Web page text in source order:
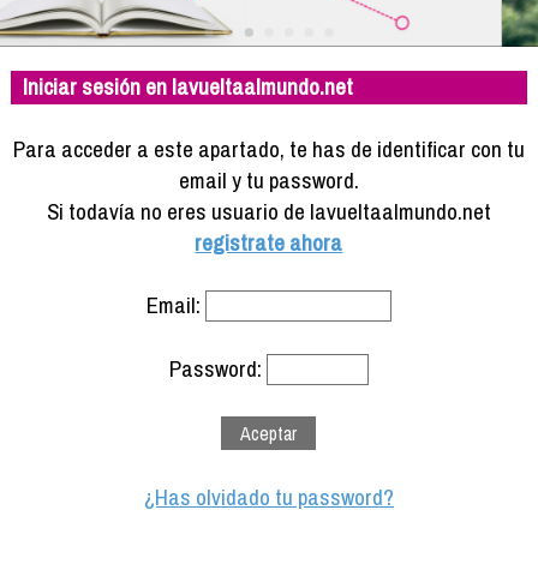
Viaja con nosotros
Camino solidario
Libros
Compañeros de viaje
Info viajeros
Iniciar sesión en lavueltaalmundo.net
Para acceder a este apartado, te has de identificar con tu
email y tu password.
Si todavía no eres usuario de lavueltaalmundo.net
registrate ahora
Email:
Password:
¿Has olvidado tu password?